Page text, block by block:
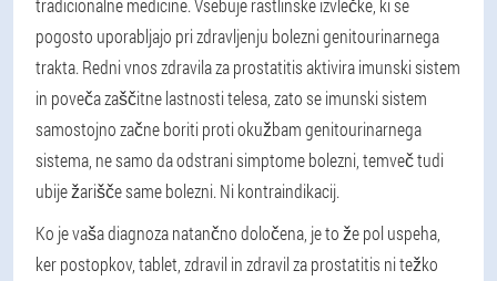
pogosto uporabljajo pri zdravljenju bolezni genitourinarnega
trakta. Redni vnos zdravila za prostatitis aktivira imunski sistem
in poveča zaščitne lastnosti telesa, zato se imunski sistem
samostojno začne boriti proti okužbam genitourinarnega
sistema, ne samo da odstrani simptome bolezni, temveč tudi
ubije žarišče same bolezni. Ni kontraindikacij.
Ko je vaša diagnoza natančno določena, je to že pol uspeha,
ker postopkov, tablet, zdravil in zdravil za prostatitis ni težko